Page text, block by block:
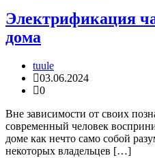
Электрификация
дома
tuule
03.06.2024
0
Вне зависимости от своих
современный человек
доме как нечто само собой
некоторых владельцев […]